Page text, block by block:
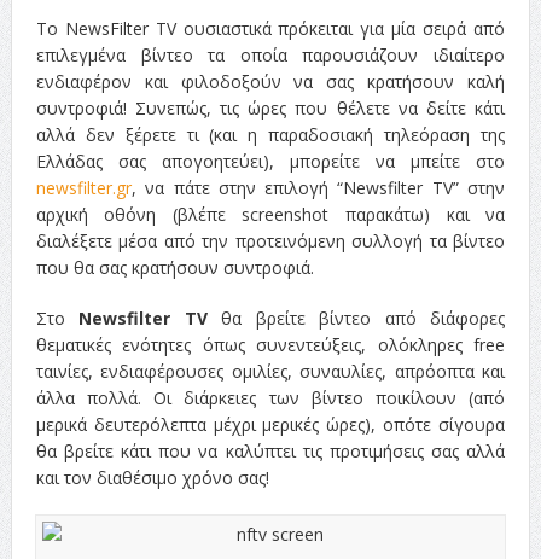
To NewsFilter TV ουσιαστικά πρόκειται για μία σειρά από
επιλεγμένα βίντεο τα οποία παρουσιάζουν ιδιαίτερο
ενδιαφέρον και φιλοδοξούν να σας κρατήσουν καλή
συντροφιά! Συνεπώς, τις ώρες που θέλετε να δείτε κάτι
αλλά δεν ξέρετε τι (και η παραδοσιακή τηλεόραση της
Ελλάδας σας απογοητεύει), μπορείτε να μπείτε στο
newsfilter.gr, να πάτε στην επιλογή “Newsfilter TV” στην
αρχική οθόνη (βλέπε screenshot παρακάτω) και να
διαλέξετε μέσα από την προτεινόμενη συλλογή τα βίντεο
που θα σας κρατήσουν συντροφιά.
Στο Newsfilter TVθα βρείτε βίντεο από διάφορες
θεματικές ενότητες όπως συνεντεύξεις, ολόκληρες free
ταινίες, ενδιαφέρουσες ομιλίες, συναυλίες, απρόοπτα και
άλλα πολλά. Οι διάρκειες των βίντεο ποικίλουν (από
μερικά δευτερόλεπτα μέχρι μερικές ώρες), οπότε σίγουρα
θα βρείτε κάτι που να καλύπτει τις προτιμήσεις σας αλλά
και τον διαθέσιμο χρόνο σας!